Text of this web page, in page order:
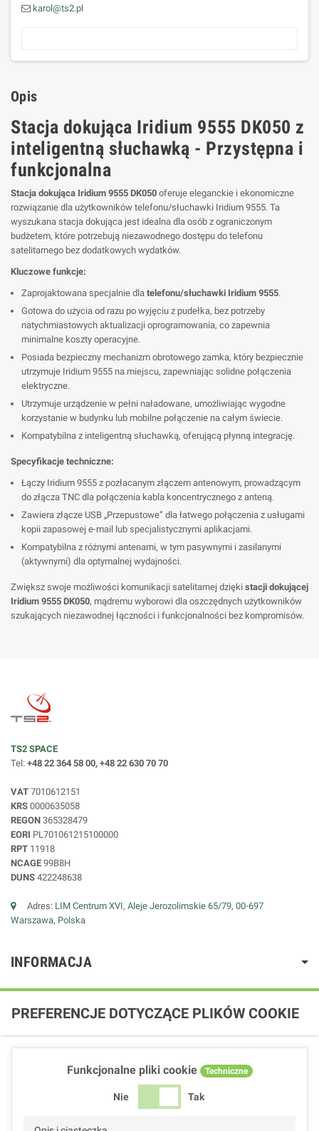
karol@ts2.pl
Opis
Stacja dokująca Iridium 9555 DK050 z
inteligentną słuchawką - Przystępna i
funkcjonalna
Stacja dokująca Iridium 9555 DK050 oferuje eleganckie i ekonomiczne
rozwiązanie dla użytkowników telefonu/słuchawki Iridium 9555. Ta
wyszukana stacja dokująca jest idealna dla osób z ograniczonym
budżetem, które potrzebują niezawodnego dostępu do telefonu
satelitarnego bez dodatkowych wydatków.
Kluczowe funkcje:
Zaprojaktowana specjalnie dla telefonu/słuchawki Iridium 9555.
Gotowa do użycia od razu po wyjęciu z pudełka, bez potrzeby
natychmiastowych aktualizacji oprogramowania, co zapewnia
minimalne koszty operacyjne.
Posiada bezpieczny mechanizm obrotowego zamka, który bezpiecznie
utrzymuje Iridium 9555 na miejscu, zapewniając solidne połączenia
elektryczne.
Utrzymuje urządzenie w pełni naładowane, umożliwiając wygodne
korzystanie w budynku lub mobilne połączenie na całym świecie.
Kompatybilna z inteligentną słuchawką, oferującą płynną integrację.
Specyfikacje techniczne:
Łączy Iridium 9555 z pozłacanym złączem antenowym, prowadzącym
do złącza TNC dla połączenia kabla koncentrycznego z anteną.
Zawiera złącze USB „Przepustowe” dla łatwego połączenia z usługami
kopii zapasowej e-mail lub specjalistycznymi aplikacjami.
Kompatybilna z różnymi antenami, w tym pasywnymi i zasilanymi
(aktywnymi) dla optymalnej wydajności.
Zwiększ swoje możliwości komunikacji satelitarnej dzięki stacji dokującej
Iridium 9555 DK050, mądremu wyborowi dla oszczędnych użytkowników
szukających niezawodnej łączności i funkcjonalności bez kompromisów.
TS2 SPACE
Tel: +48 22 364 58 00, +48 22 630 70 70
VAT 7010612151
KRS 0000635058
REGON 365328479
EORI PL701061215100000
RPT 11918
NCAGE 99B8H
DUNS 422248638
Adres: LIM Centrum XVI, Aleje Jerozolimskie 65/79, 00-697
Warszawa, Polska
INFORMACJA
PREFERENCJE DOTYCZĄCE PLIKÓW COOKIE
Funkcjonalne pliki cookie Techniczne
Nie Tak